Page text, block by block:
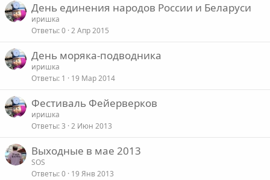
День единения народов России и Беларуси
иришка
Ответы 0 2 Апр 2015
День моряка-подводника
иришка
Ответы 1 19 Мар 2014
Фестиваль Фейерверков
иришка
Ответы 3 2 Июн 2013
Выходные в мае 2013
SOS
Ответы 0 19 Янв 2013